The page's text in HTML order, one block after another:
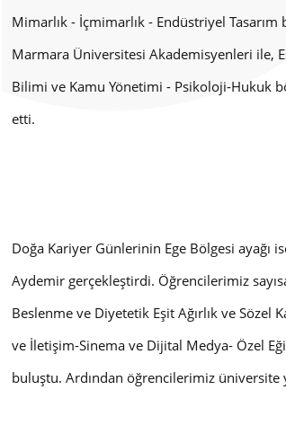
Mimarlık - İçmimarlık - Endüstriyel
Marmara Üniversitesi Akademisyenleri ile,
Bilimi ve Kamu Yönetimi - Psikoloji-Hukuk
etti.
Doğa Kariyer Günlerinin Ege Bölgesi ayağı
Aydemir gerçekleştirdi. Öğrencilerimiz
Beslenme ve Diyetetik Eşit Ağırlık ve Sözel
ve İletişim-Sinema ve Dijital Medya- Özel
buluştu. Ardından öğrencilerimiz